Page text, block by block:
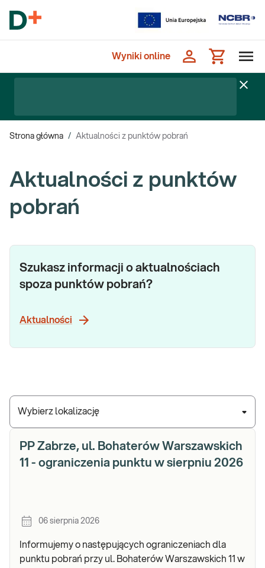
Wyniki online
Strona główna / Aktualności z punktów pobrań
Aktualności z punktów
pobrań
Wybierz lokalizację
Szukasz informacji o aktualnościach
spoza punktów pobrań?
Aktualności
PP Zabrze, ul. Bohaterów Warszawskich
11 - ograniczenia punktu w sierpniu 2026
06 sierpnia 2026
Informujemy o następujących ograniczeniach dla
punktu pobrań przy ul. Bohaterów Warszawskich 11 w